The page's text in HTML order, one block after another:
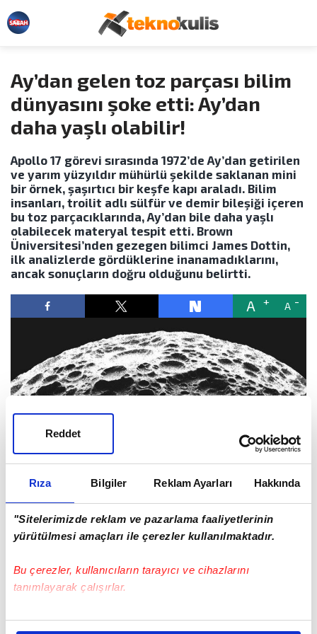
Rıza Bilgiler Reklam Ayarları Hakkında
"Sitelerimizde reklam ve pazarlama faaliyetlerinin
yürütülmesi amaçları ile çerezler kullanılmaktadır.
Bu çerezler, kullanıcıların tarayıcı ve cihazlarını
tanımlayarak çalışırlar.
Bu çerezlere izin vermeniz halinde sizlere özel
Reddet
Ay’dan gelen toz parçası bilim
dünyasını şoke etti: Ay’dan
daha yaşlı olabilir!
Apollo 17 görevi sırasında 1972’de Ay’dan getirilen
ve yarım yüzyıldır mühürlü şekilde saklanan mini
bir örnek, şaşırtıcı bir keşfe kapı araladı. Bilim
insanları, troilit adlı sülfür ve demir bileşiği içeren
bu toz parçacıklarında, Ay’dan bile daha yaşlı
olabilecek materyal tespit etti. Brown
Üniversitesi’nden gezegen bilimci James Dottin,
ilk analizlerde gördüklerine inanamadıklarını,
ancak sonuçların doğru olduğunu belirtti.
A A
Giriş Tarihi: 26.11.2025 17:08
Kütle spektrometresiyle yapılan incelemelerde, sülfür-33
izotopunun alışılmışın dışında oranda az olduğu saptandı.